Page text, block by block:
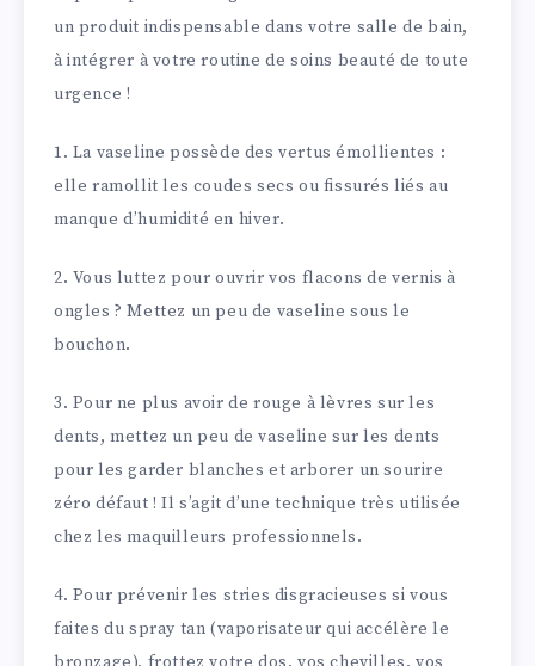
un produit indispensable dans votre salle de bain,
à intégrer à votre routine de soins beauté de toute
urgence !
1. La vaseline possède des vertus émollientes :
elle ramollit les coudes secs ou fissurés liés au
manque d’humidité en hiver.
2. Vous luttez pour ouvrir vos flacons de vernis à
ongles ? Mettez un peu de vaseline sous le
bouchon.
3. Pour ne plus avoir de rouge à lèvres sur les
dents, mettez un peu de vaseline sur les dents
pour les garder blanches et arborer un sourire
zéro défaut ! Il s’agit d’une technique très utilisée
chez les maquilleurs professionnels.
4. Pour prévenir les stries disgracieuses si vous
faites du spray tan (vaporisateur qui accélère le